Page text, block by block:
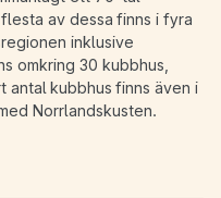
av dessa finns i fyra
inklusive
omkring 30 kubbhus,
antal kubbhus finns även i
Norrlandskusten.